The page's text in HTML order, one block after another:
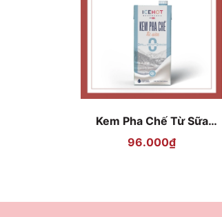
Kem Pha Chế Từ Sữa
ICEHOT 936ml
96.000₫